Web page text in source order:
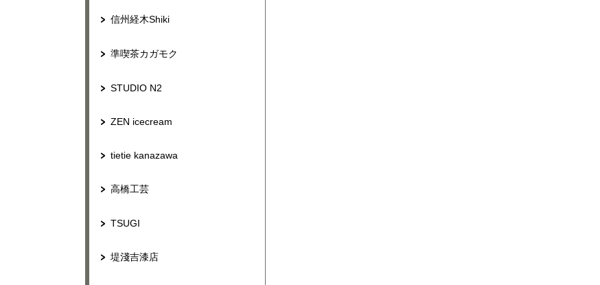
信州経木Shiki
準喫茶カガモク
STUDIO N2
ZEN icecream
tietie kanazawa
高橋工芸
TSUGI
堤淺吉漆店